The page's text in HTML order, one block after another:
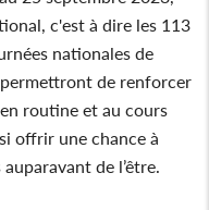
c'est à dire les 113
nationales de
permettront de renforcer
routine et au cours
offrir une chance à
de l’être.